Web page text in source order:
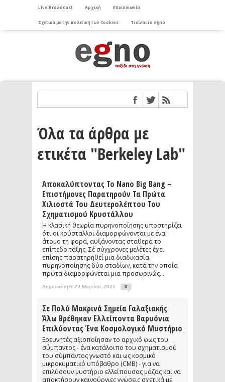
Live Broadcast Αρχική Επικοινωνία
Σχετικά με την πολιτική των Cookies Τι είναι το egno
Όλα τα άρθρα με
ετικέτα "Berkeley Lab"
Αποκαλύπτοντας Το Nano Big Bang –
Επιστήμονες Παρατηρούν Τα Πρώτα
Χιλιοστά Του Δευτερολέπτου Του
Σχηματισμού Κρυστάλλου
Η κλασική θεωρία πυρηνοποίησης υποστηρίζει
ότι οι κρύσταλλοι διαμορφώνονται με ένα
άτομο τη φορά, αυξάνοντας σταθερά το
επίπεδο τάξης. Σέ σύγχρονες μελέτες έχει
επίσης παρατηρηθεί μια διαδικασία
πυρηνοποίησης δύο σταδίων, κατά την οποία
πρώτα διαμορφώνεται μια προσωρινώς...
Δημοσιεύτηκε 29 Μαρτίου, 2021 0
Σε Πολύ Μακρινά Σημεία Γαλαξιακής
Άλω Βρέθηκαν Ελλείποντα Βαρυόνια
Επιλύοντας Ένα Κοσμολογικό Μυστήριο
Ερευνητές αξιοποίησαν το αρχικό φως του
σύμπαντος - ένα κατάλοιπο του σχηματισμού
του σύμπαντος γνωστό και ως κοσμικό
μικροκυματικό υπόβαθρο (CMB) - για να
επιλύσουν μυστήριο ελλείπουσας μάζας και να
αποκτήσουν καινούργιες γνώσεις σχετικά με